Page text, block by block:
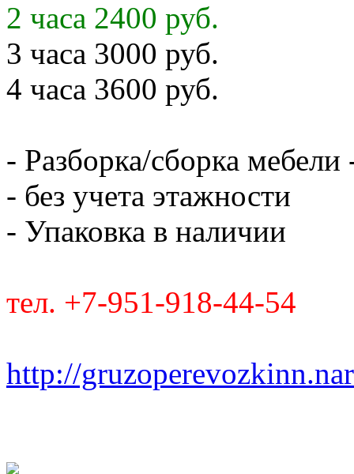
2 часа 2400 руб.
3 часа 3000 руб.
4 часа 3600 руб.
- Разборка/сборка мебели
- без учета этажности
- Упаковка в наличии
тел. +7-951-918-44-54
http://